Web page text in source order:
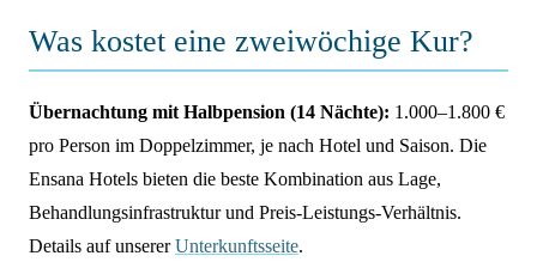
Was kostet eine zweiwöchige Kur?
Übernachtung mit Halbpension (14 Nächte): 1.000–1.800 €
pro Person im Doppelzimmer, je nach Hotel und Saison. Die
Ensana Hotels bieten die beste Kombination aus Lage,
Behandlungsinfrastruktur und Preis-Leistungs-Verhältnis.
Details auf unsererUnterkunftsseite.